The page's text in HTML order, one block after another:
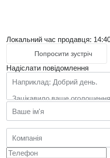
Локальний час продавця:
Попросити зустріч
Надіслати повідомлення